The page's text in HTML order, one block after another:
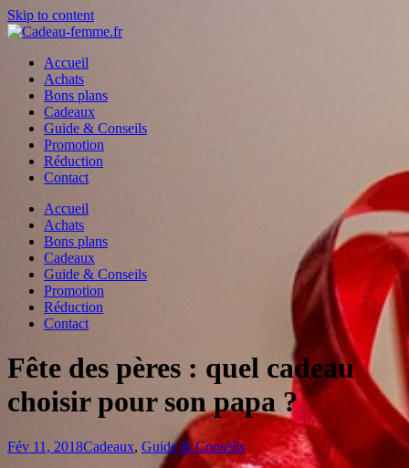
Skip to content
Accueil
Achats
Bons plans
Cadeaux
Guide & Conseils
Promotion
Réduction
Contact
Accueil
Achats
Bons plans
Cadeaux
Guide & Conseils
Promotion
Réduction
Contact
Fête des pères : quel cadeau
choisir pour son papa ?
Fév 11, 2018Cadeaux, Guide & Conseils